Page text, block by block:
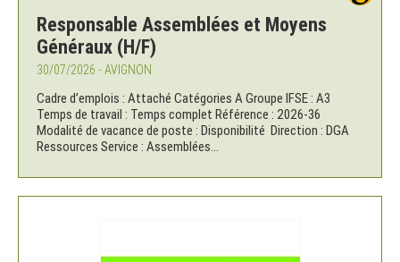
Responsable Assemblées et Moyens
Généraux (H/F)
30/07/2026 - AVIGNON
Cadre d’emplois : Attaché Catégories A Groupe IFSE : A3
Temps de travail : Temps complet Référence : 2026-36
Modalité de vacance de poste : Disponibilité Direction : DGA
Ressources Service : Assemblées...